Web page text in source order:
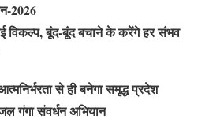
2026
विकल्प, बूंद-बूंद बचाने के करेंगे हर संभव
से ही बनेगा समृद्ध प्रदेश
गंगा संवर्धन अभियान